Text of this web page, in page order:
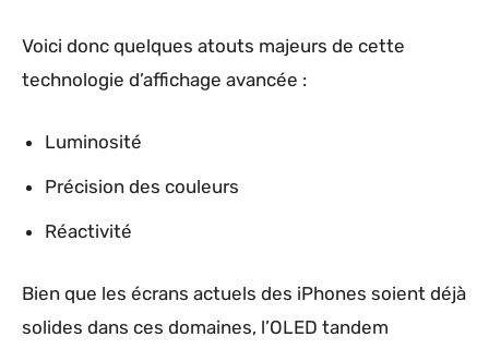
Voici donc quelques atouts majeurs de cette
technologie d’affichage avancée :
Luminosité
Précision des couleurs
Réactivité
Bien que les écrans actuels des iPhones soient déjà
solides dans ces domaines, l’OLED tandem